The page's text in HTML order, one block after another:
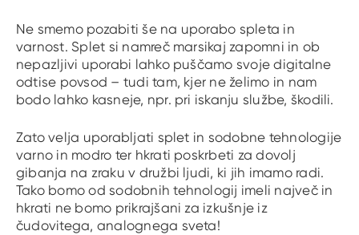
Ne smemo pozabiti še na uporabo spleta in
varnost. Splet si namreč marsikaj zapomni in ob
nepazljivi uporabi lahko puščamo svoje digitalne
odtise povsod – tudi tam, kjer ne želimo in nam
bodo lahko kasneje, npr. pri iskanju službe, škodili.
Zato velja uporabljati splet in sodobne tehnologije
varno in modro ter hkrati poskrbeti za dovolj
gibanja na zraku v družbi ljudi, ki jih imamo radi.
Tako bomo od sodobnih tehnologij imeli največ in
hkrati ne bomo prikrajšani za izkušnje iz
čudovitega, analognega sveta!